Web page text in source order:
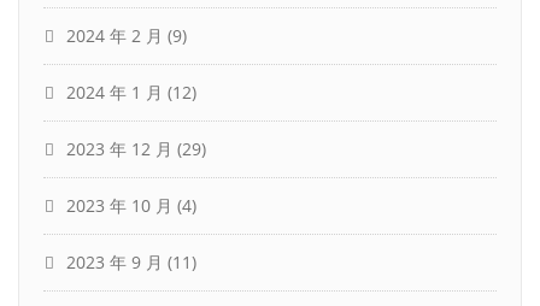
2024 年 2 月 (9)
2024 年 1 月 (12)
2023 年 12 月 (29)
2023 年 10 月 (4)
2023 年 9 月 (11)